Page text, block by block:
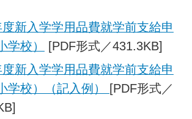
新入学学用品費就学前支給申
学校）
[PDF形式／431.3KB]
新入学学用品費就学前支給申
学校）（記入例）
[PDF形式／